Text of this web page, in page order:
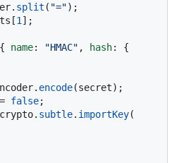
split ( "=");
1 ];
name: "HMAC" , hash
encode(secret);
false;
crypto. subtle. importKey(